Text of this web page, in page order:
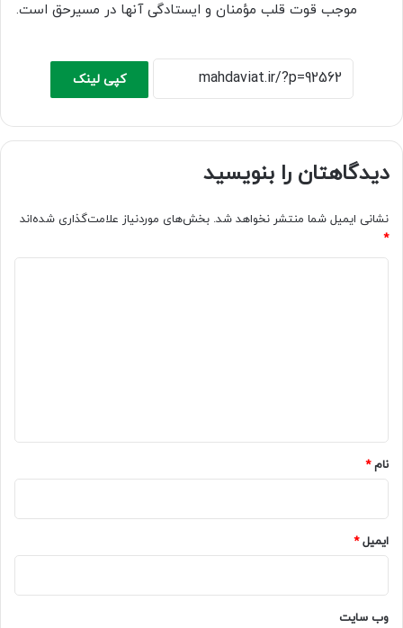
موجب قوت قلب مؤمنان و ایستادگی آنها در مسیرحق است.
کپی لینک
دیدگاهتان را بنویسید
نشانی ایمیل شما منتشر نخواهد شد. بخش‌های موردنیاز علامت‌گذاری شده‌اند
*
نام*
ایمیل*
وب‌ سایت